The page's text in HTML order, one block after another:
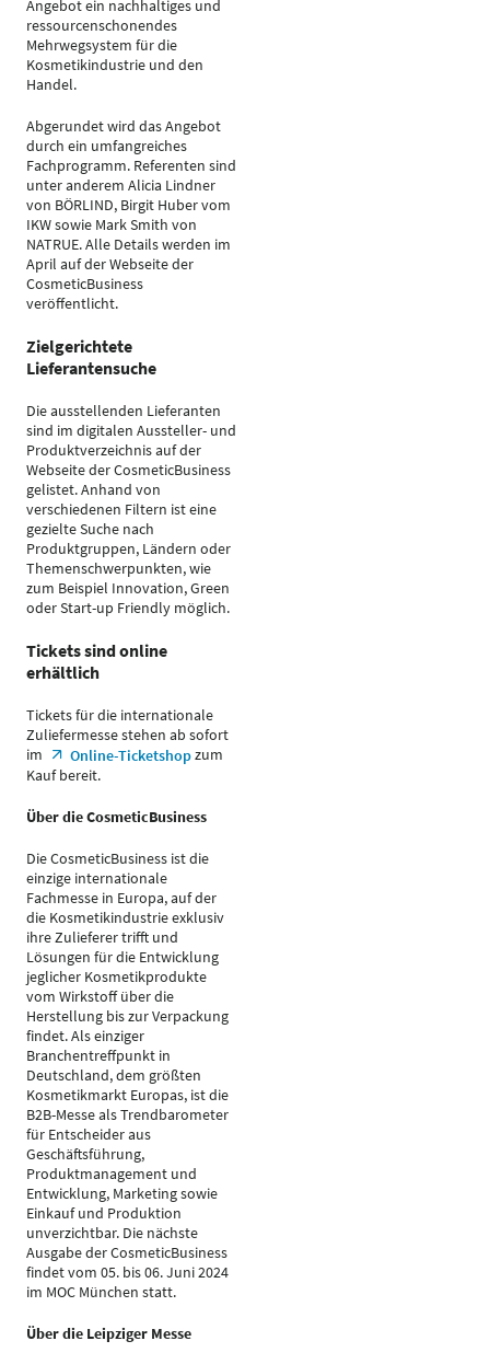
Angebot ein nachhaltiges und
ressourcenschonendes
Mehrwegsystem für die
Kosmetikindustrie und den
Handel.
Abgerundet wird das Angebot
durch ein umfangreiches
Fachprogramm. Referenten sind
unter anderem Alicia Lindner
von BÖRLIND, Birgit Huber vom
IKW sowie Mark Smith von
NATRUE. Alle Details werden im
April auf der Webseite der
CosmeticBusiness
veröffentlicht.
Zielgerichtete
Lieferantensuche
Die ausstellenden Lieferanten
sind im digitalen Aussteller- und
Produktverzeichnis auf der
Webseite der CosmeticBusiness
gelistet. Anhand von
verschiedenen Filtern ist eine
gezielte Suche nach
Produktgruppen, Ländern oder
Themenschwerpunkten, wie
zum Beispiel Innovation, Green
oder Start-up Friendly möglich.
Tickets sind online
erhältlich
Tickets für die internationale
Zuliefermesse stehen ab sofort
im
Online-Ticketshopzum
Kauf bereit.
Über die CosmeticBusiness
Die CosmeticBusiness ist die
einzige internationale
Fachmesse in Europa, auf der
die Kosmetikindustrie exklusiv
ihre Zulieferer trifft und
Lösungen für die Entwicklung
jeglicher Kosmetikprodukte
vom Wirkstoff über die
Herstellung bis zur Verpackung
findet. Als einziger
Branchentreffpunkt in
Deutschland, dem größten
Kosmetikmarkt Europas, ist die
B2B-Messe als Trendbarometer
für Entscheider aus
Geschäftsführung,
Produktmanagement und
Entwicklung, Marketing sowie
Einkauf und Produktion
unverzichtbar. Die nächste
Ausgabe der CosmeticBusiness
findet vom 05. bis 06. Juni 2024
im MOC München statt.
Über die Leipziger Messe